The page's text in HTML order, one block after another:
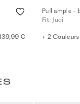
€
Pull ample -
Fit: Judi
+ 2 Couleurs